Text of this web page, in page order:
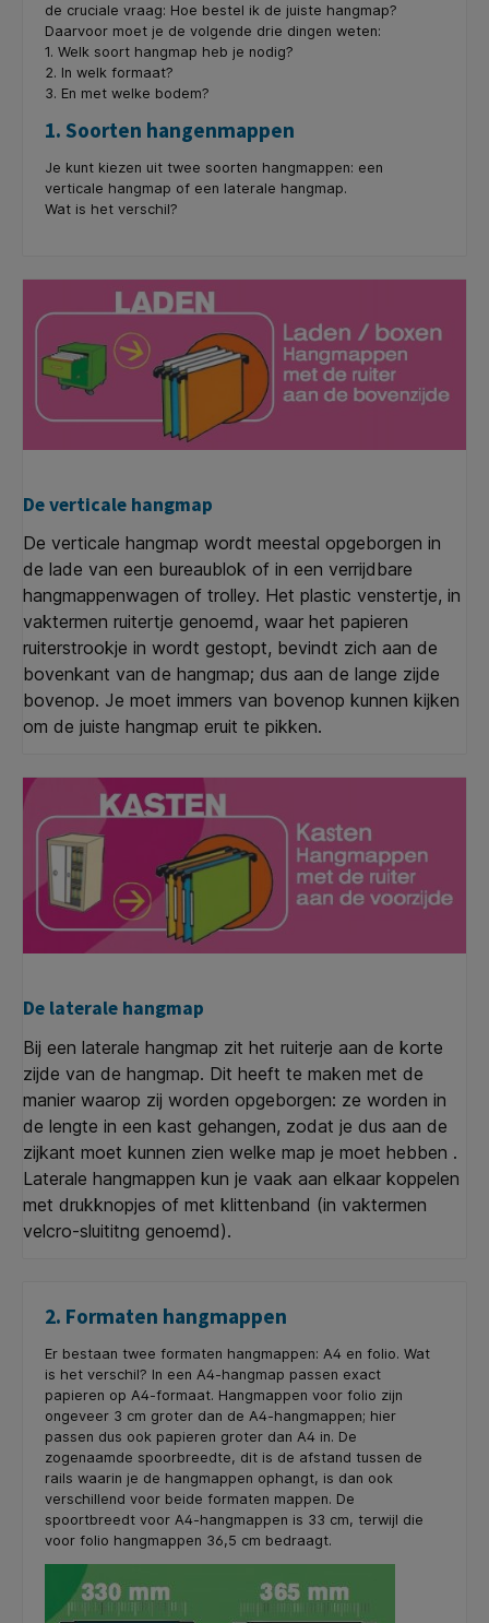
de cruciale vraag: Hoe bestel ik de juiste hangmap?
Daarvoor moet je de volgende drie dingen weten:
1. Welk soort hangmap heb je nodig?
2. In welk formaat?
3. En met welke bodem?
1. Soorten hangenmappen
Je kunt kiezen uit twee soorten hangmappen: een
verticale hangmap of een laterale hangmap.
Wat is het verschil?
De verticale hangmap
De verticale hangmap wordt meestal opgeborgen in
de lade van een bureaublok of in een verrijdbare
hangmappenwagen of trolley. Het plastic venstertje, in
vaktermen ruitertje genoemd, waar het papieren
ruiterstrookje in wordt gestopt, bevindt zich aan de
bovenkant van de hangmap; dus aan de lange zijde
bovenop. Je moet immers van bovenop kunnen kijken
om de juiste hangmap eruit te pikken.
De laterale hangmap
Bij een laterale hangmap zit het ruiterje aan de korte
zijde van de hangmap. Dit heeft te maken met de
manier waarop zij worden opgeborgen: ze worden in
de lengte in een kast gehangen, zodat je dus aan de
zijkant moet kunnen zien welke map je moet hebben .
Laterale hangmappen kun je vaak aan elkaar koppelen
met drukknopjes of met klittenband (in vaktermen
velcro-sluititng genoemd).
2. Formaten hangmappen
Er bestaan twee formaten hangmappen: A4 en folio. Wat
is het verschil? In een A4-hangmap passen exact
papieren op A4-formaat. Hangmappen voor folio zijn
ongeveer 3 cm groter dan de A4-hangmappen; hier
passen dus ook papieren groter dan A4 in. De
zogenaamde spoorbreedte, dit is de afstand tussen de
rails waarin je de hangmappen ophangt, is dan ook
verschillend voor beide formaten mappen. De
spoortbreedt voor A4-hangmappen is 33 cm, terwijl die
voor folio hangmappen 36,5 cm bedraagt.